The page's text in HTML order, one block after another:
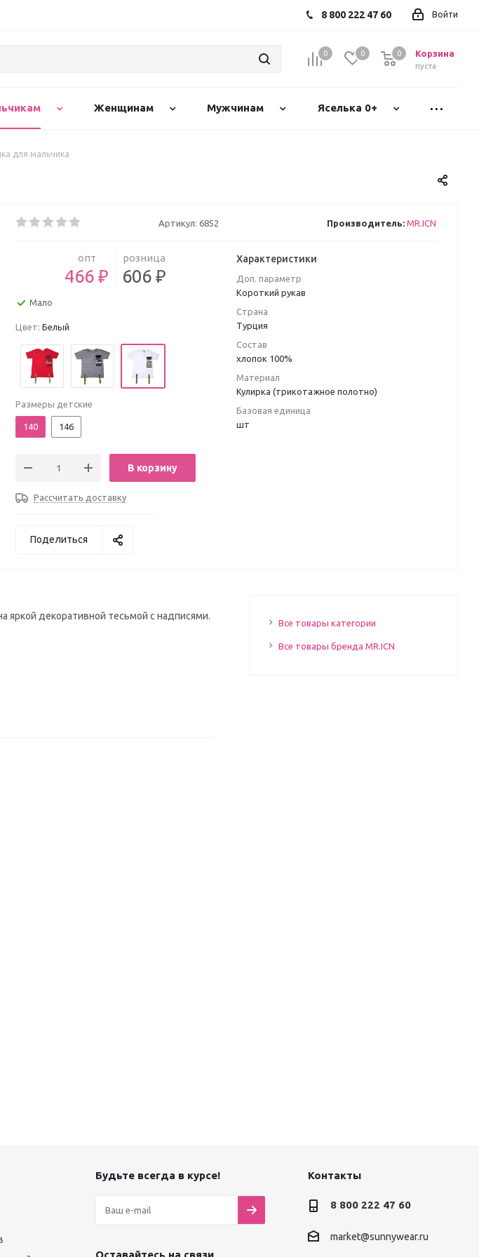
Войти
8 800 222 47 60
0 0 Корзина
пуста
0
Женщинам Мужчинам Яселька 0+
для мальчика
Артикул: 6852 Производитель: MR.ICN
опт
466 ₽
розница
606 ₽
Мало
Цвет: Белый
Размеры детские
140 146
В корзину
Рассчитать доставку
Характеристики
Доп. параметр
Короткий рукав
Страна
Турция
Состав
хлопок 100%
Материал
Кулирка (трикотажное полотно)
Базовая единица
шт
Поделиться
яркой декоративной тесьмой с надписями.
Все товары категории
Все товары бренда MR.ICN
Будьте всегда в курсе! Контакты
8 800 222 47 60
market@sunnywear.ru